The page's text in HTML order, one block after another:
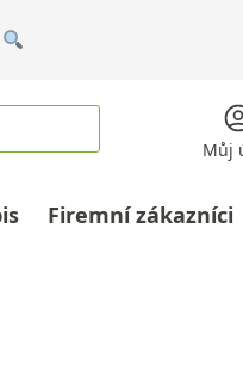
Můj
Firemní zákazníci